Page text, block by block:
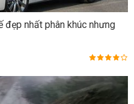
nhất phân khúc nhưng